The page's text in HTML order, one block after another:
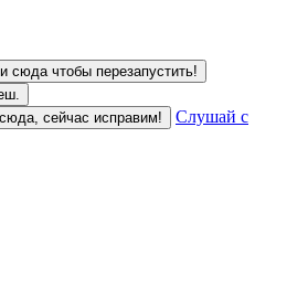
сюда чтобы перезапустить!
сейчас исправим!
Слушай с